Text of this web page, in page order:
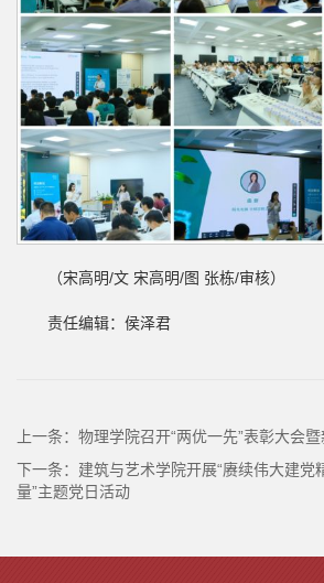
（宋高明/文 宋高明/图 张栋/审核）
责任编辑：侯泽君
上一条： 物理学院召开“两优一先”表彰大会
下一条： 建筑与艺术学院开展“赓续伟大建党
量”主题党日活动